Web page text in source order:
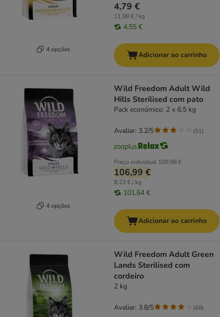
4 opções
4,79 €
11,98 € / kg
4,55 €
Adicionar ao carrinho
4 opções
Wild Freedom Adult Wild
Hills Sterilised com pato
Pack económico: 2 x 6,5 kg
Preço individual 109,98 €
106,99 €
8,23 € / kg
101,64 €
Avaliar: 3.2/5 (51)
Adicionar ao carrinho
Wild Freedom Adult Green
Lands Sterilised com
cordeiro
2 kg
Avaliar: 3.8/5 (68)